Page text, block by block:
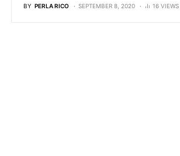
BY PERLA RICO SEPTEMBER 8, 2020 16 VIEWS